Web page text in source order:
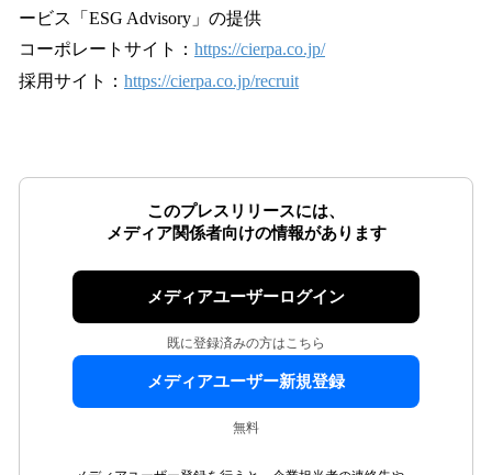
ービス「ESG Advisory」の提供
コーポレートサイト： https://cierpa.co.jp/
採用サイト： https://cierpa.co.jp/recruit
このプレスリリースには、
メディア関係者向けの情報があります
メディアユーザーログイン
既に登録済みの方はこちら
メディアユーザー新規登録
無料